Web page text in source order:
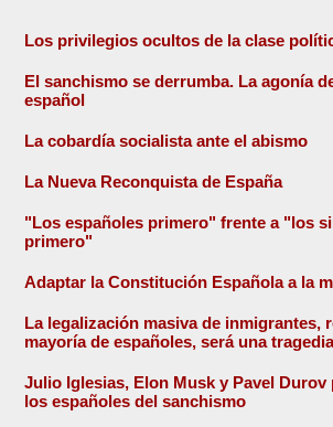
Los privilegios ocultos de la clase
El sanchismo se derrumba. La agonía
español
La cobardía socialista ante el abismo
La Nueva Reconquista de España
"Los españoles primero" frente a "los
primero"
Adaptar la Constitución Española a la
La legalización masiva de inmigrantes,
mayoría de españoles, será una
Julio Iglesias, Elon Musk y Pavel Durov
los españoles del sanchismo